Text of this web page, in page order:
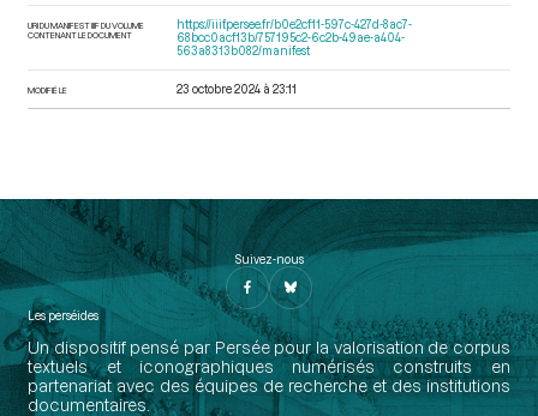
URI DU MANIFEST IIIF DU VOLUME
CONTENANT LE DOCUMENT
https://iiif.persee.fr/b0e2cf11-597c-427d-8ac7-
68bcc0acf13b/757195c2-6c2b-49ae-a404-
563a8313b082/manifest
MODIFIÉ LE 23 octobre 2024 à 23:11
Suivez-nous
Les perséides
Un dispositif pensé par Persée pour la valorisation de corpus
textuels et iconographiques numérisés construits en
partenariat avec des équipes de recherche et des institutions
documentaires.